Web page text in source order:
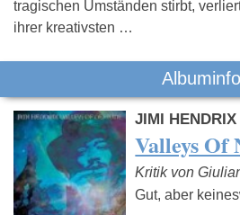
tragischen Umständen stirbt,
ihrer kreativsten …
Albuminfo
JIMI HENDRIX
Valleys Of
Kritik von
Gut, aber